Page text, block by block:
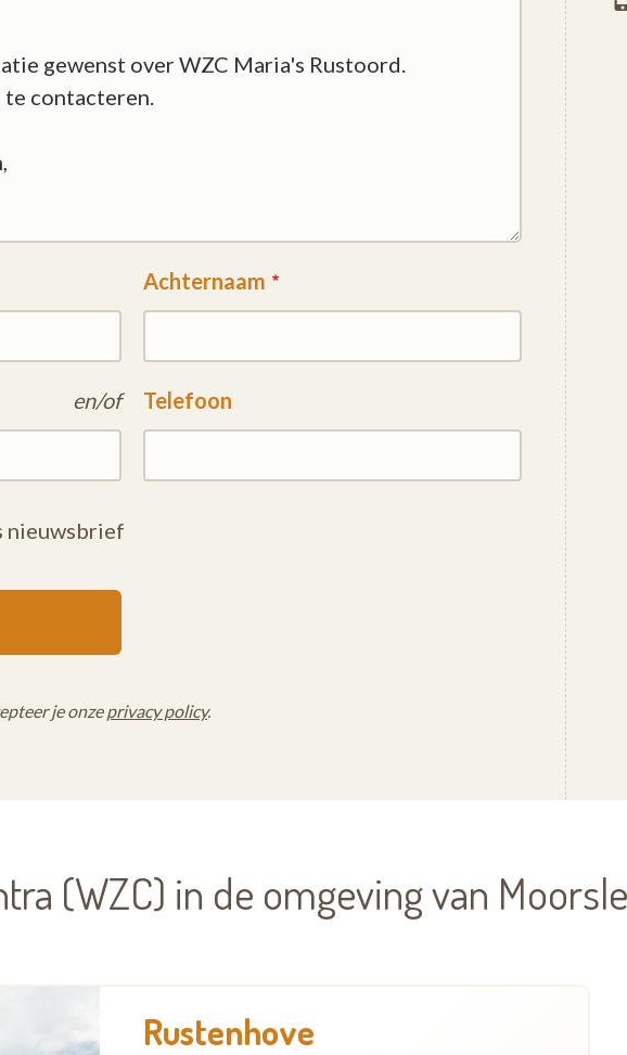
Achternaam
en/of Telefoon
nieuwsbrief
je onzeprivacy policy.
(WZC) in de omgeving van
Rustenhove